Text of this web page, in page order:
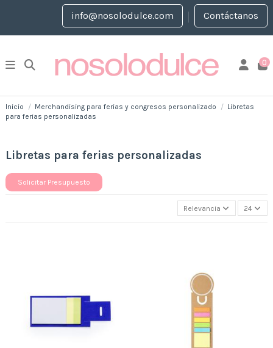
info@nosolodulce.com Contáctanos
0
Inicio Merchandising para ferias y congresos personalizado
Libretas
para ferias personalizadas
Libretas para ferias personalizadas
Solicitar Presupuesto
Relevancia 24